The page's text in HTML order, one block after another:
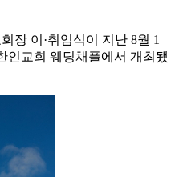
장 이·취임식이 지난 8월 1
인교회 웨딩채플에서 개최됐